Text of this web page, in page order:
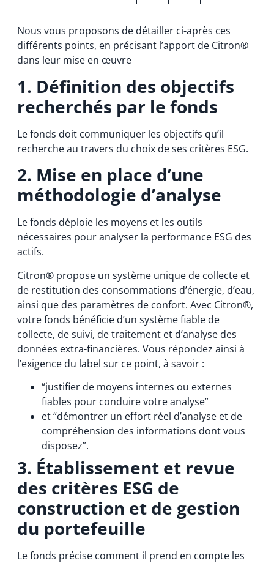
Nous vous proposons de détailler ci-après ces
différents points, en précisant l’apport de Citron®
dans leur mise en œuvre
1. Définition des objectifs
recherchés par le fonds
Le fonds doit communiquer les objectifs qu’il
recherche au travers du choix de ses critères ESG.
2. Mise en place d’une
méthodologie d’analyse
Le fonds déploie les moyens et les outils
nécessaires pour analyser la performance ESG des
actifs.
Citron® propose un système unique de collecte et
de restitution des consommations d’énergie, d’eau,
ainsi que des paramètres de confort. Avec Citron®,
votre fonds bénéficie d’un système fiable de
collecte, de suivi, de traitement et d’analyse des
données extra-financières. Vous répondez ainsi à
l’exigence du label sur ce point, à savoir :
“justifier de moyens internes ou externes
fiables pour conduire votre analyse”
et “démontrer un effort réel d’analyse et de
compréhension des informations dont vous
disposez”.
3. Établissement et revue
des critères ESG de
construction et de gestion
du portefeuille
Le fonds précise comment il prend en compte les